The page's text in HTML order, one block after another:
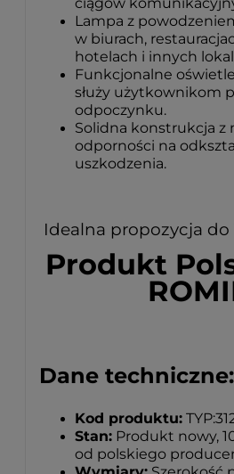
Lampa z
w biurach,
hotelach i innych
Funkcjonalne
służy użytkownikom
odpoczynku.
Solidna konstrukcja z
odporności na
uszkodzenia.
Idealna propozycja
Produkt
Dane techniczne:
Kod produktu:
Stan: Produkt nowy,
od polskiego